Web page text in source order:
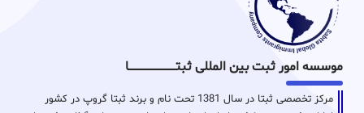
موسسه امور ثبت بین المللی ثبتـــــــــــــــــــــــــــــا
مرکز تخصصی ثبتا در سال 1381 تحت نام و برند ثبتا گروپ در کشور